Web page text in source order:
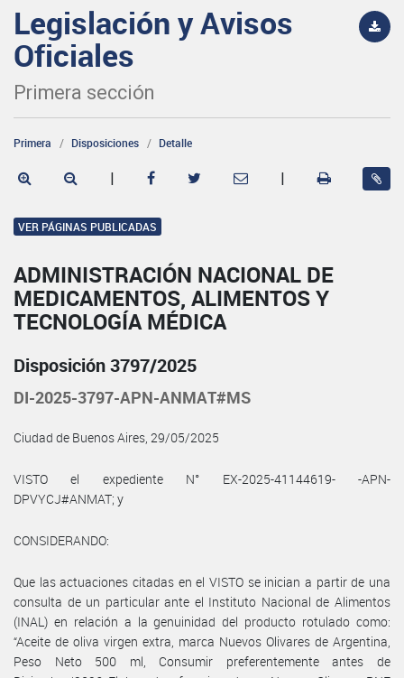
Legislación y Avisos
Oficiales
Primera sección
Primera Disposiciones Detalle
| |
VER PÁGINAS PUBLICADAS
ADMINISTRACIÓN NACIONAL DE
MEDICAMENTOS, ALIMENTOS Y
TECNOLOGÍA MÉDICA
Disposición 3797/2025
DI-2025-3797-APN-ANMAT#MS
Ciudad de Buenos Aires, 29/05/2025
VISTO el expediente N° EX-2025-41144619- -APN-
DPVYCJ#ANMAT; y
CONSIDERANDO:
Que las actuaciones citadas en el VISTO se inician a partir de una
consulta de un particular ante el Instituto Nacional de Alimentos
(INAL) en relación a la genuinidad del producto rotulado como:
“Aceite de oliva virgen extra, marca Nuevos Olivares de Argentina,
Peso Neto 500 ml, Consumir preferentemente antes de